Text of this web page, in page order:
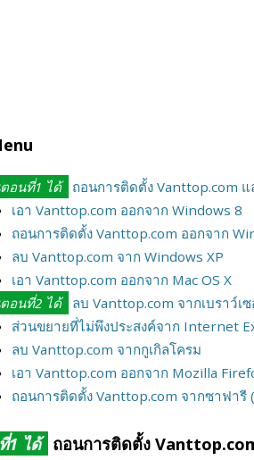
อนที่1 ได้
ถอนการติดตั้ง Vanttop.com แ
เอา Vanttop.com ออกจาก Windows 8
ถอนการติดตั้ง Vanttop.com ออกจาก
ลบ Vanttop.com จาก Windows XP
เอา Vanttop.com ออกจาก Mac OS X
อนที่2 ได้
ลบ Vanttop.com จากเบราว์เ
ส่วนขยายที่ไม่พึงประสงค์จาก Internet
ลบ Vanttop.com จากกูเกิลโครม
เอา Vanttop.com ออกจาก Mozilla
ถอนการติดตั้ง Vanttop.com จากซาฟารี
1 ได้ ถอนการติดตั้ง